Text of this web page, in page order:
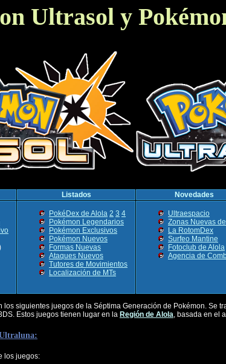
Ultrasol y
Listados Novedades
PokéDex de Alola 2 3 4
Pokémon Legendarios
Pokémon Exclusivos
Pokémon Nuevos
Formas Nuevas
Ataques Nuevos
Tutores de Movimientos
Localización de MTs
Ultraespacio
Zonas Nuevas
La RotomDex
Surfeo Mantine
Fotoclub de Alola
Agencia de
los siguientes juegos de la Séptima Generación de Pokémon. Se
Estos juegos tienen lugar en la Región de Alola, basada en el
los juegos: